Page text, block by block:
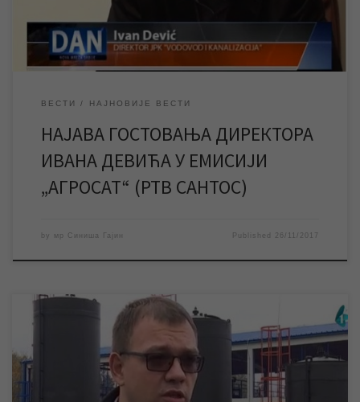
Петефијевој 3 где се налази седиште ЈКП […]
ВЕСТИ НАЈНОВИЈЕ ВЕСТИ
НАЈАВА ГОСТОВАЊА ДИРЕКТОРА
ИВАНА ДЕВИЋА У ЕМИСИЈИ
„АГРОСАТ“ (РТВ САНТОС)
by мр Синиша Гајин Published 26/11/2017
У изјави за РТВ „САНТОС“ Синиша Гајин, руководилац Службе
информисања и пословних комуникација ЈКП „Водовод и
канализација“, говорио је о одлуци инвеститора о прекиду
снабдевања града водом преко постројења за пречишћавање